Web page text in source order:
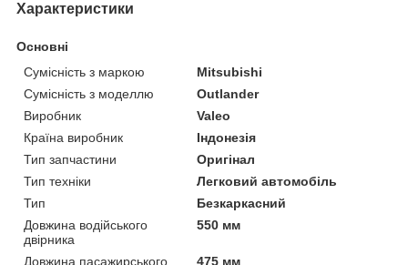
Характеристики
Основні
Сумісність з маркою
Mitsubishi
Сумісність з моделлю
Outlander
Виробник
Valeo
Країна виробник
Індонезія
Тип запчастини
Оригінал
Тип техніки
Легковий автомобіль
Тип
Безкаркасний
Довжина водійського
двірника
550 мм
Довжина пасажирського
475 мм